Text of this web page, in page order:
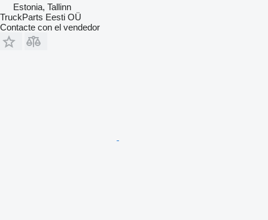
Estonia, Tallinn
TruckParts Eesti OÜ
Contacte con el vendedor